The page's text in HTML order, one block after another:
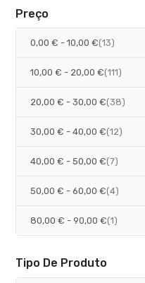
Preço
0,00 € - 10,00 € 13
artigos
10,00 € - 20,00 € 111
artigos
20,00 € - 30,00 € 38
artigos
30,00 € - 40,00 € 12
artigos
40,00 € - 50,00 € 7
artigos
50,00 € - 60,00 € 4
artigos
80,00 € - 90,00 € 1
artigo
Tipo De Produto